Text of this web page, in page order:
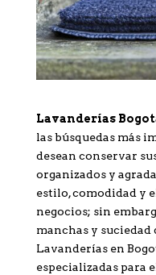
Lavanderías
las búsquedas más
desean conservar
organizados y
estilo, comodidad y
negocios; sin
manchas y
Lavanderías en
especializadas para